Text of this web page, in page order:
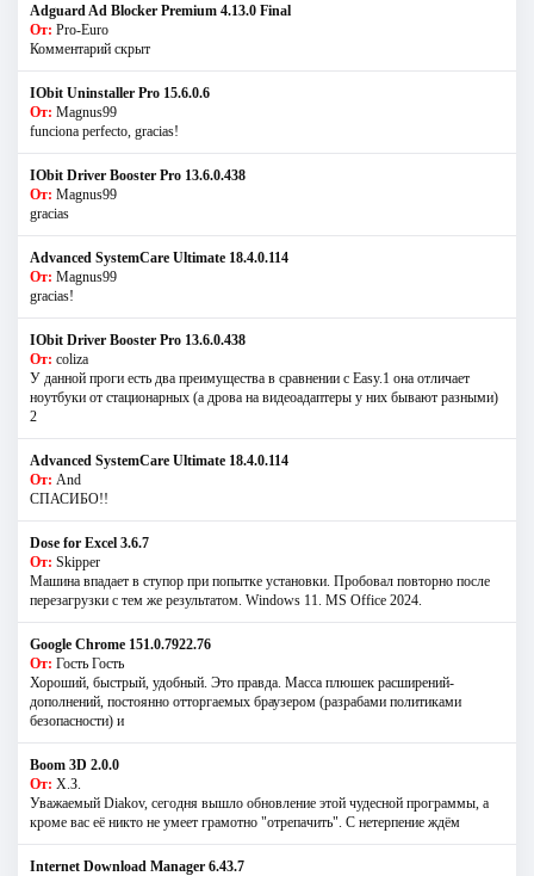
Adguard Ad Blocker Premium 4.13.0 Final
От: Pro-Euro
Комментарий скрыт
IObit Uninstaller Pro 15.6.0.6
От: Magnus99
funciona perfecto, gracias!
IObit Driver Booster Pro 13.6.0.438
От: Magnus99
gracias
Advanced SystemCare Ultimate 18.4.0.114
От: Magnus99
gracias!
IObit Driver Booster Pro 13.6.0.438
От: coliza
У данной проги есть два преимущества в сравнении с Easy.1 она отличает
ноутбуки от стационарных (а дрова на видеоадаптеры у них бывают разными)
2
Advanced SystemCare Ultimate 18.4.0.114
От: And
СПАСИБО!!
Dose for Excel 3.6.7
От: Skipper
Машина впадает в ступор при попытке установки. Пробовал повторно после
перезагрузки с тем же результатом. Windows 11. MS Offiсe 2024.
Google Chrome 151.0.7922.76
От: Гость Гость
Хороший, быстрый, удобный. Это правда. Масса плюшек расширений-
дополнений, постоянно отторгаемых браузером (разрабами политиками
безопасности) и
Boom 3D 2.0.0
От: Х.З.
Уважаемый Diakov, сегодня вышло обновление этой чудесной программы, а
кроме вас её никто не умеет грамотно "отрепачить". С нетерпение ждём
Internet Download Manager 6.43.7